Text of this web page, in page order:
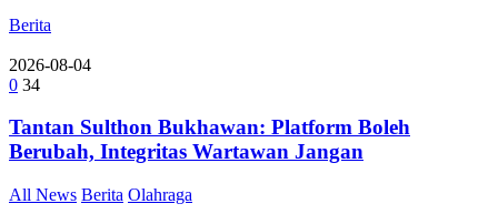
Berita
2026-08-04
0 34
Tantan Sulthon Bukhawan: Platform Boleh
Berubah, Integritas Wartawan Jangan
All News Berita Olahraga